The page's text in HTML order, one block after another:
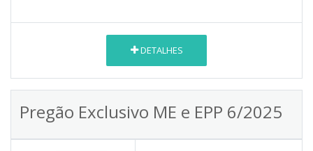
DETALHES
Pregão Exclusivo ME e EPP 6/2025